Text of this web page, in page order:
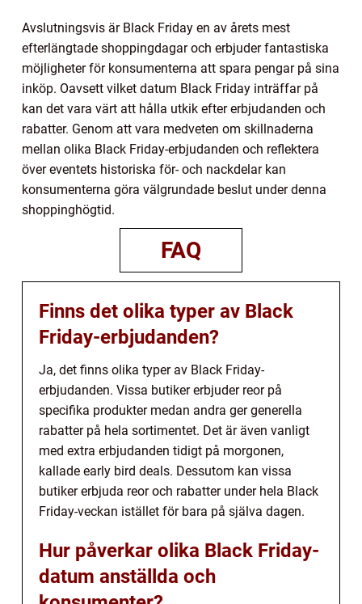
Avslutningsvis är Black Friday en av årets mest
efterlängtade shoppingdagar och erbjuder fantastiska
möjligheter för konsumenterna att spara pengar på sina
inköp. Oavsett vilket datum Black Friday inträffar på
kan det vara värt att hålla utkik efter erbjudanden och
rabatter. Genom att vara medveten om skillnaderna
mellan olika Black Friday-erbjudanden och reflektera
över eventets historiska för- och nackdelar kan
konsumenterna göra välgrundade beslut under denna
shoppinghögtid.
FAQ
Finns det olika typer av Black
Friday-erbjudanden?
Ja, det finns olika typer av Black Friday-
erbjudanden. Vissa butiker erbjuder reor på
specifika produkter medan andra ger generella
rabatter på hela sortimentet. Det är även vanligt
med extra erbjudanden tidigt på morgonen,
kallade early bird deals. Dessutom kan vissa
butiker erbjuda reor och rabatter under hela Black
Friday-veckan istället för bara på själva dagen.
Hur påverkar olika Black Friday-
datum anställda och